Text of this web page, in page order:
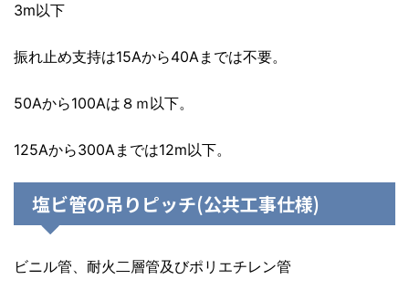
3m以下
振れ止め支持は15Aから40Aまでは不要。
50Aから100Aは８ｍ以下。
125Aから300Aまでは12m以下。
塩ビ管の吊りピッチ(公共工事仕様)
ビニル管、耐火二層管及びポリエチレン管